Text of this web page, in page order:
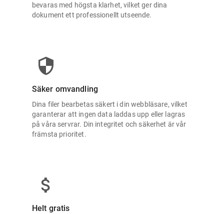
bevaras med högsta klarhet, vilket ger dina
dokument ett professionellt utseende.
Säker omvandling
Dina filer bearbetas säkert i din webbläsare, vilket
garanterar att ingen data laddas upp eller lagras
på våra servrar. Din integritet och säkerhet är vår
främsta prioritet.
Helt gratis